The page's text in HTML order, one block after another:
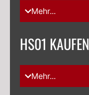
Mehr...
HS01 KAUFEN
Mehr...